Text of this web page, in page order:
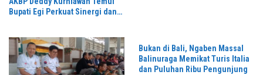
Bupati Egi Perkuat Sinergi dan
Bukan di Bali, Ngaben Massal
Balinuraga Memikat Turis Italia
dan Puluhan Ribu Pengunjung